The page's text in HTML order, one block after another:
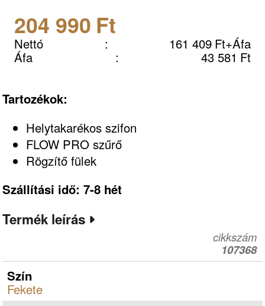
204 990 Ft
Nettó : 161 409 Ft+Áfa
Áfa : 43 581 Ft
Tartozékok:
Helytakarékos szifon
FLOW PRO szűrő
Rögzítő fülek
Szállítási idő: 7-8 hét
Termék leírás
cikkszám
107368
Szín
Fekete